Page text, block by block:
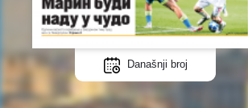
Današnji broj